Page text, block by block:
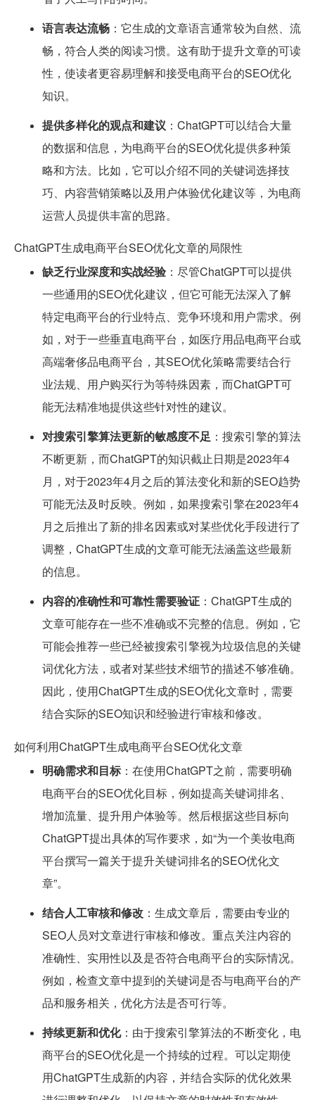
语言表达流畅 ：它生成的文章语言通常较为自然、流
畅，符合人类的阅读习惯。这有助于提升文章的可读
性，使读者更容易理解和接受电商平台的SEO优化
知识。
提供多样化的观点和建议 ：ChatGPT可以结合大量
的数据和信息，为电商平台的SEO优化提供多种策
略和方法。比如，它可以介绍不同的关键词选择技
巧、内容营销策略以及用户体验优化建议等，为电商
运营人员提供丰富的思路。
ChatGPT生成电商平台SEO优化文章的局限性
缺乏行业深度和实战经验 ：尽管ChatGPT可以提供
一些通用的SEO优化建议，但它可能无法深入了解
特定电商平台的行业特点、竞争环境和用户需求。例
如，对于一些垂直电商平台，如医疗用品电商平台或
高端奢侈品电商平台，其SEO优化策略需要结合行
业法规、用户购买行为等特殊因素，而ChatGPT可
能无法精准地提供这些针对性的建议。
对搜索引擎算法更新的敏感度不足 ：搜索引擎的算法
不断更新，而ChatGPT的知识截止日期是2023年4
月，对于2023年4月之后的算法变化和新的SEO趋势
可能无法及时反映。例如，如果搜索引擎在2023年4
月之后推出了新的排名因素或对某些优化手段进行了
调整，ChatGPT生成的文章可能无法涵盖这些最新
的信息。
内容的准确性和可靠性需要验证 ：ChatGPT生成的
文章可能存在一些不准确或不完整的信息。例如，它
可能会推荐一些已经被搜索引擎视为垃圾信息的关键
词优化方法，或者对某些技术细节的描述不够准确。
因此，使用ChatGPT生成的SEO优化文章时，需要
结合实际的SEO知识和经验进行审核和修改。
如何利用ChatGPT生成电商平台SEO优化文章
明确需求和目标：在使用ChatGPT之前，需要明确
电商平台的SEO优化目标，例如提高关键词排名、
增加流量、提升用户体验等。然后根据这些目标向
ChatGPT提出具体的写作要求，如“为一个美妆电商
平台撰写一篇关于提升关键词排名的SEO优化文
章”。
结合人工审核和修改 ：生成文章后，需要由专业的
SEO人员对文章进行审核和修改。重点关注内容的
准确性、实用性以及是否符合电商平台的实际情况。
例如，检查文章中提到的关键词是否与电商平台的产
品和服务相关，优化方法是否可行等。
持续更新和优化：由于搜索引擎算法的不断变化，电
商平台的SEO优化是一个持续的过程。可以定期使
用ChatGPT生成新的内容，并结合实际的优化效果